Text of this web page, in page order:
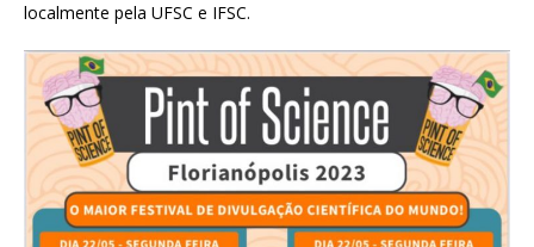
localmente pela UFSC e IFSC.